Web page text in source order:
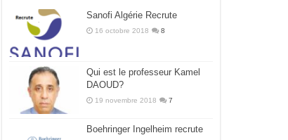
Sanofi Algérie Recrute
16 octobre 2018 8
Qui est le professeur Kamel
DAOUD?
19 novembre 2018 7
Boehringer Ingelheim recrute